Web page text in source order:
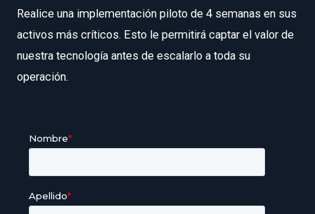
Realice una implementación piloto de 4 semanas en sus
activos más críticos. Esto le permitirá captar el valor de
nuestra tecnología antes de escalarlo a toda su
operación.